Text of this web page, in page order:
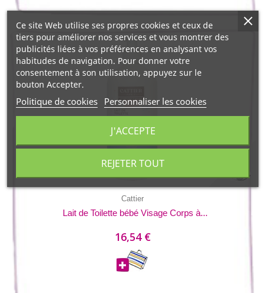
Cattier
Lait de Toilette bébé Visage Corps à...
16,54 €
Ce site Web utilise ses propres cookies et ceux de
tiers pour améliorer nos services et vous montrer des
publicités liées à vos préférences en analysant vos
habitudes de navigation. Pour donner votre
consentement à son utilisation, appuyez sur le
bouton Accepter.
Politique de cookies Personnaliser les cookies
REJETER TOUT
J'ACCEPTE